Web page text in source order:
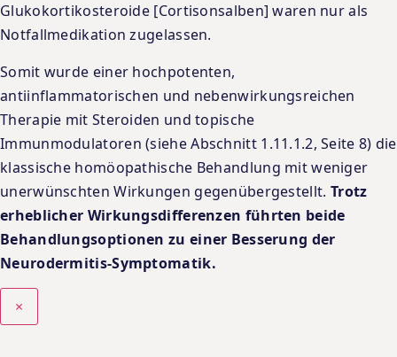
Glukokortikosteroide [Cortisonsalben] waren nur als
Notfallmedikation zugelassen.
Somit wurde einer hochpotenten,
antiinflammatorischen und nebenwirkungsreichen
Therapie mit Steroiden und topische
Immunmodulatoren (siehe Abschnitt 1.11.1.2, Seite 8) die
klassische homöopathische Behandlung mit weniger
unerwünschten Wirkungen gegenübergestellt. Trotz
erheblicher Wirkungsdifferenzen führten beide
Behandlungsoptionen zu einer Besserung der
Neurodermitis-Symptomatik.
×